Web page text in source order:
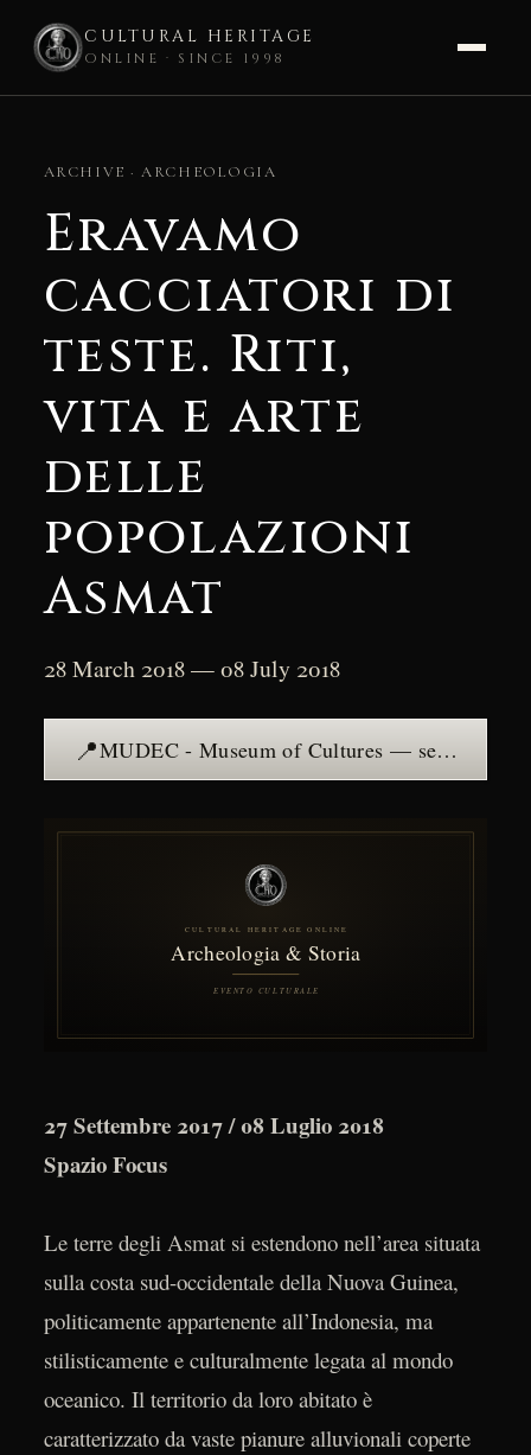
CULTURAL HERITAGE
ONLINE · SINCE 1998
contentARCHIVE · ARCHEOLOGIA
Eravamo
cacciatori di
teste. Riti,
vita e arte
delle
popolazioni
Asmat
28 March 2018 — 08 July 2018
📍 MUDEC - Museum of Cultures — see the place →
27 Settembre 2017 / 08 Luglio 2018
Spazio Focus
Le terre degli Asmat si estendono nell’area situata
sulla costa sud-occidentale della Nuova Guinea,
politicamente appartenente all’Indonesia, ma
stilisticamente e culturalmente legata al mondo
oceanico. Il territorio da loro abitato è
caratterizzato da vaste pianure alluvionali coperte